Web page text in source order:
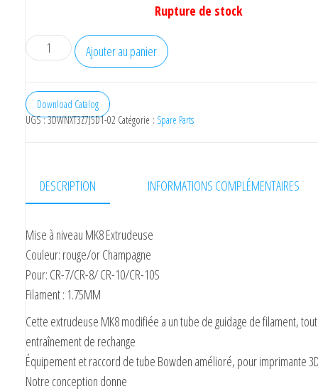
Rupture de stock
Ajouter au panier
Download Catalog
UGS :3DWNXT3Z7J5D1-02 Catégorie : Spare Parts
DESCRIPTION INFORMATIONS COMPLÉMENTAIRES
Mise à niveau MK8 Extrudeuse
Couleur: rouge/or Champagne
Pour: CR-7/CR-8/ CR-10/CR-10S
Filament : 1.75MM
Cette extrudeuse MK8 modifiée a un tube de guidage de filament,
entraînement de rechange
Équipement et raccord de tube Bowden amélioré, pour imprimante
Notre conception donne